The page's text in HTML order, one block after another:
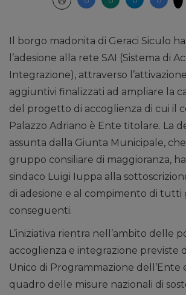
Il borgo madonita di Geraci Siculo
l’adesione alla rete SAI (Sistema di
Integrazione), attraverso
aggiuntivi finalizzati ad ampliare la
del progetto di accoglienza di cui il
Palazzo Adriano è Ente titolare. La
assunta dalla Giunta Municipale,
gruppo consiliare di maggioranza,
sindaco Luigi Iuppa alla
di adesione e al compimento di tutti
conseguenti.
L’iniziativa rientra nell’ambito delle
accoglienza e integrazione previste
Unico di Programmazione dell’Ente
quadro delle misure nazionali di